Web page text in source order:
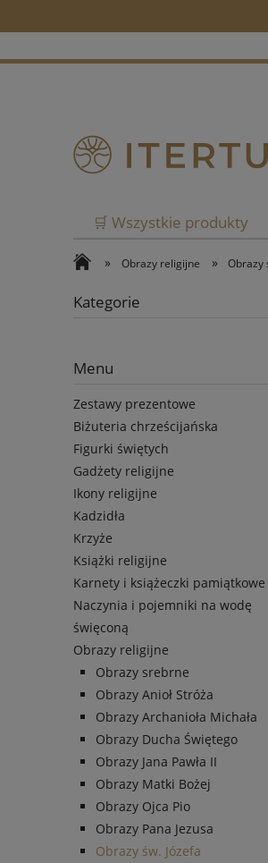
🛒 Wszystkie produkty
» Obrazy religijne » Obrazy
Kategorie
Menu
Zestawy prezentowe
Biżuteria chrześcijańska
Figurki świętych
Gadżety religijne
Ikony religijne
Kadzidła
Krzyże
Książki religijne
Karnety i książeczki pamiątkowe
Naczynia i pojemniki na wodę
święconą
Obrazy religijne
Obrazy srebrne
Obrazy Anioł Stróża
Obrazy Archanioła Michała
Obrazy Ducha Świętego
Obrazy Jana Pawła II
Obrazy Matki Bożej
Obrazy Ojca Pio
Obrazy Pana Jezusa
Obrazy św. Józefa